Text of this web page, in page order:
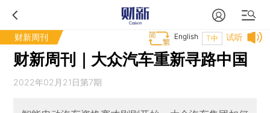
财新周刊 试听
T中
English
财新周刊｜大众汽车重新寻路中国
2022年02月21日第7期